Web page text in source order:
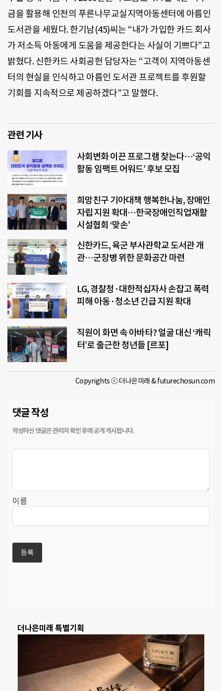
금을 활용해 인천의 푸른나무교실지역아동센터에 아름인
도서관을 세웠다. 한기남(45)씨는 “내가 가입한 카드 회사
가 저소득 아동에게 도움을 제공한다는 사실이 기쁘다”고
밝혔다. 신한카드 사회공헌 담당자는 “고객이 지역아동센
터의 현실을 인식하고 아름인 도서관 프로젝트를 후원할
기회를 지속적으로 제공하겠다”고 말했다.
관련 기사
사회변화 이끈 프로그램 찾는다…‘공익
활동 임팩트 어워드’ 후보 모집
희망친구 기아대책 행복한나눔, 장애인
자립 지원 확대…한국장애인직업재활
시설협회 ‘맞손’
신한카드, 육군 부사관학교 도서관 개
관…군장병 위한 문화공간 마련
LG, 경찰청·대한적십자사 손잡고 폭력
피해 아동·청소년 긴급 지원 확대
직원이 화면 속 아바타? 얼굴 대신 ‘캐릭
터’로 출근한 청년들 [르포]
Copyrights ⓒ 더나은미래 & futurechosun.com
댓글 작성
이름
더나은미래 특별기획